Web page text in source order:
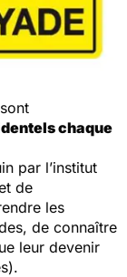
sont
chaque
par l’institut
de
les
de connaître
leur devenir